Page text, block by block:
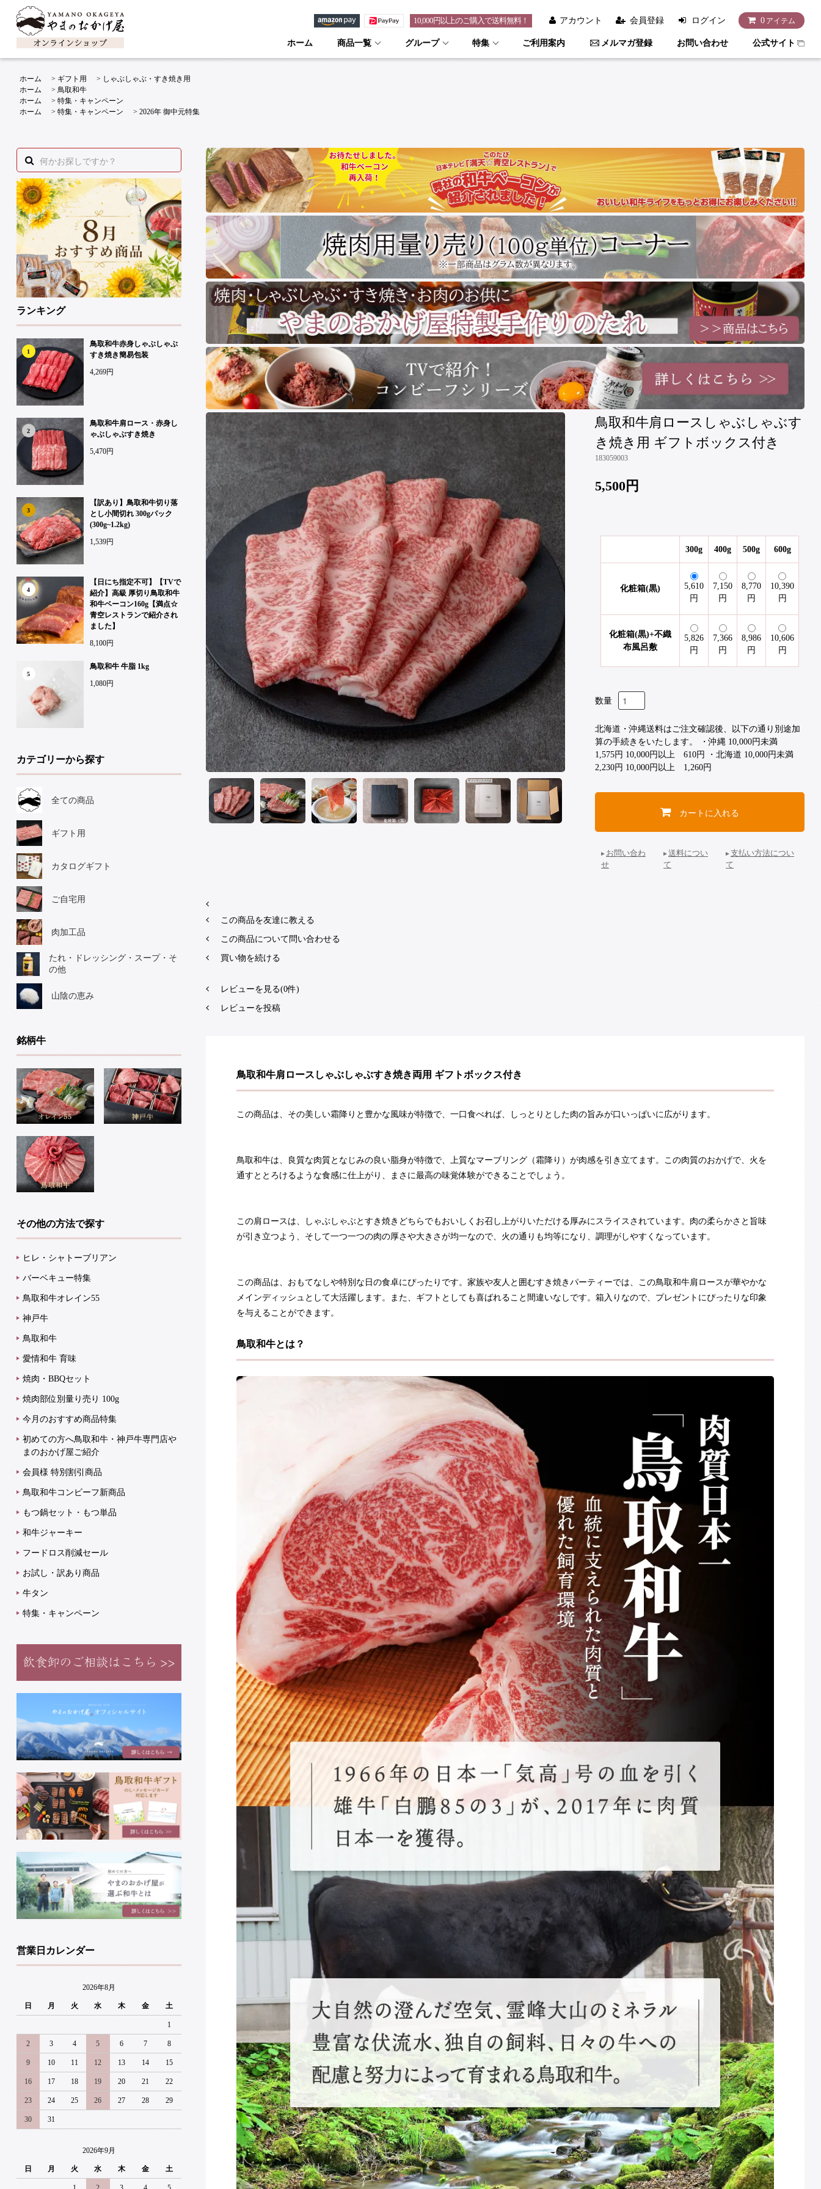
10,000円以上のご購入で送料無料！ アカウント 会員登録 ログイン 0 アイテム
ホーム 商品一覧 グループ 特集 ご利用案内 メルマガ登録 お問い合わせ 公式サイト
ホーム > ギフト用 > しゃぶしゃぶ・すき焼き用
ホーム
> 鳥取和牛
ホーム
> 特集・キャンペーン
ホーム
> 特集・キャンペーン > 2026年 御中元特集
ランキング
1
鳥取和牛赤身しゃぶしゃぶ
すき焼き簡易包装
4,269円
2
鳥取和牛肩ロース・赤身し
ゃぶしゃぶすき焼き
5,470円
3
【訳あり】鳥取和牛切り落
とし小間切れ 300gパック
(300g~1.2kg)
1,539円
4
【日にち指定不可】【TVで
紹介】高級 厚切り鳥取和牛
和牛ベーコン160g【満点☆
青空レストランで紹介され
ました】
8,100円
5
鳥取和牛 牛脂 1kg
1,080円
カテゴリーから探す
全ての商品
ギフト用
カタログギフト
ご自宅用
肉加工品
たれ・ドレッシング・スープ・そ
の他
山陰の恵み
銘柄牛
その他の方法で探す
ヒレ・シャトーブリアン
バーベキュー特集
鳥取和牛オレイン55
神戸牛
鳥取和牛
愛情和牛 育味
焼肉・BBQセット
焼肉部位別量り売り 100g
今月のおすすめ商品特集
初めての方へ鳥取和牛・神戸牛専門店や
まのおかげ屋ご紹介
会員様 特別割引商品
鳥取和牛コンビーフ新商品
もつ鍋セット・もつ単品
和牛ジャーキー
フードロス削減セール
お試し・訳あり商品
牛タン
特集・キャンペーン
営業日カレンダー
2026年8月
日 月 火 水 木 金 土
1
2 3 4 5 6 7 8
9 10 11 12 13 14 15
16 17 18 19 20 21 22
23 24 25 26 27 28 29
30 31
2026年9月
日 月 火 水 木 金 土
鳥取和牛肩ロースしゃぶしゃぶす
き焼き用 ギフトボックス付き
183059003
5,500円
300g 400g 500g 600g
化粧箱(黒)
5,610
円
7,150
円
8,770
円
10,390
円
化粧箱(黒)+不織
布風呂敷
5,826
円
7,366
円
8,986
円
10,606
円
数量
北海道・沖縄送料はご注文確認後、以下の通り別途加
算の手続きをいたします。 ・沖縄 10,000円未満
1,575円 10,000円以上 610円 ・北海道 10,000円未満
2,230円 10,000円以上 1,260円
カートに入れる
お問い合わ
せ
送料につい
て
支払い方法につい
て
この商品を友達に教える
この商品について問い合わせる
買い物を続ける
レビューを見る(0件)
レビューを投稿
鳥取和牛肩ロースしゃぶしゃぶすき焼き両用 ギフトボックス付き
この商品は、その美しい霜降りと豊かな風味が特徴で、一口食べれば、しっとりとした肉の旨みが口いっぱいに広がります。
鳥取和牛は、良質な肉質となじみの良い脂身が特徴で、上質なマーブリング（霜降り）が肉感を引き立てます。この肉質のおかげで、火を
通すととろけるような食感に仕上がり、まさに最高の味覚体験ができることでしょう。
この肩ロースは、しゃぶしゃぶとすき焼きどちらでもおいしくお召し上がりいただける厚みにスライスされています。肉の柔らかさと旨味
が引き立つよう、そして一つ一つの肉の厚さや大きさが均一なので、火の通りも均等になり、調理がしやすくなっています。
この商品は、おもてなしや特別な日の食卓にぴったりです。家族や友人と囲むすき焼きパーティーでは、この鳥取和牛肩ロースが華やかな
メインディッシュとして大活躍します。また、ギフトとしても喜ばれること間違いなしです。箱入りなので、プレゼントにぴったりな印象
を与えることができます。
鳥取和牛とは？